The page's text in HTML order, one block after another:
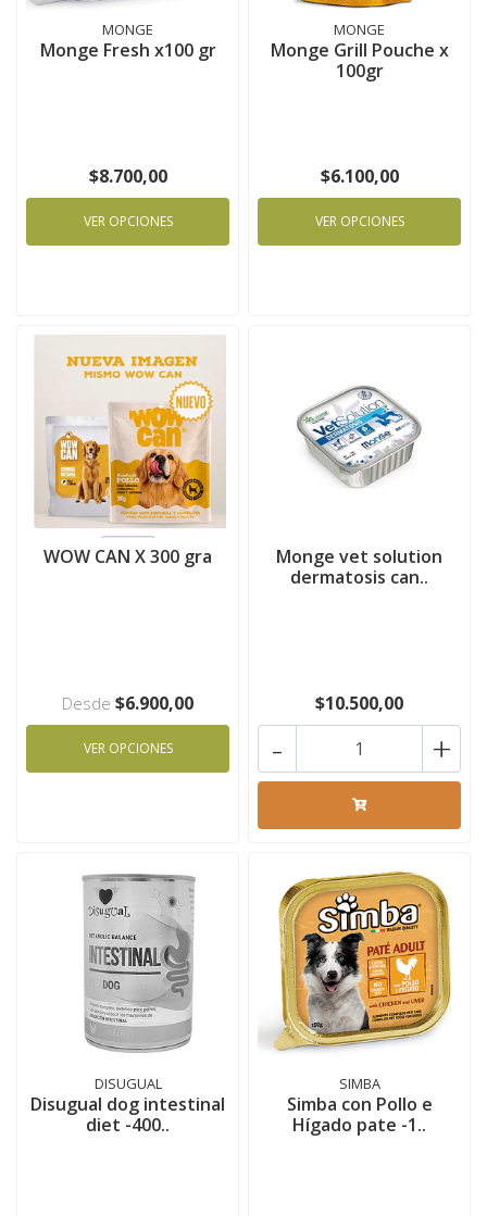
MONGE
Monge Fresh x100 gr
$8.700,00
VER OPCIONES
MONGE
Monge Grill Pouche x
100gr
$6.100,00
VER OPCIONES
WOW CAN X 300 gra
Desde $6.900,00
VER OPCIONES
Monge vet solution
dermatosis can..
$10.500,00
- +
DISUGUAL
Disugual dog intestinal
diet -400..
SIMBA
Simba con Pollo e
Hígado pate -1..